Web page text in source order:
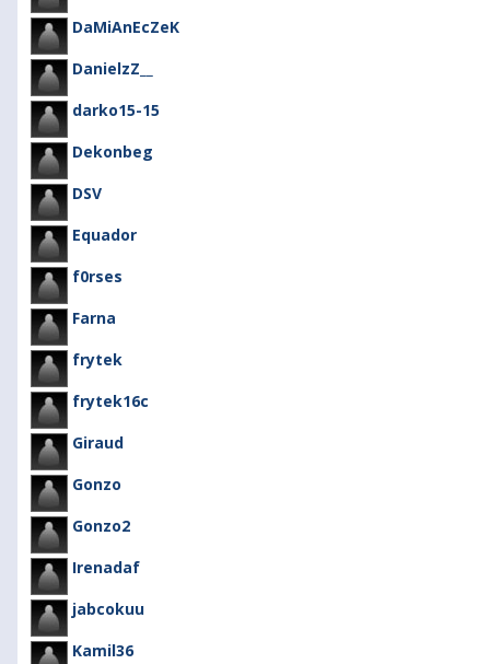
DaMiAnEcZeK
DanielzZ__
darko15-15
Dekonbeg
DSV
Equador
f0rses
Farna
frytek
frytek16c
Giraud
Gonzo
Gonzo2
Irenadaf
jabcokuu
Kamil36